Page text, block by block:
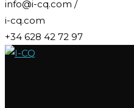
info@i-cq.com /
i-cq.com
+34 628 42 72 97